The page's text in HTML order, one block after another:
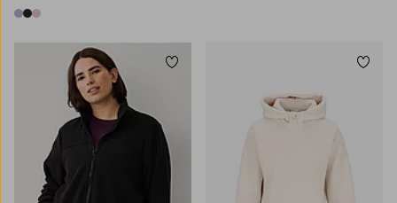
3 farger
Legg til favoritter